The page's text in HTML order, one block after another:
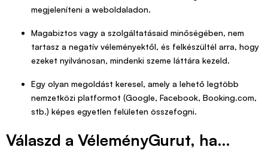
megjeleníteni a weboldaladon.
Magabiztos vagy a szolgáltatásaid minőségében, nem
tartasz a negatív véleményektől, és felkészültél arra, hogy
ezeket nyilvánosan, mindenki szeme láttára kezeld.
Egy olyan megoldást keresel, amely a lehető legtöbb
nemzetközi platformot (Google, Facebook, Booking.com,
stb.) képes egyetlen felületen összefogni.
Válaszd a VéleményGurut, ha…